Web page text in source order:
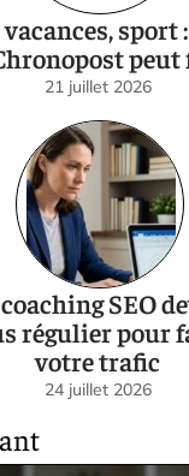
sport
21 juillet 2026
SEO
régulier pour
votre trafic
24 juillet 2026